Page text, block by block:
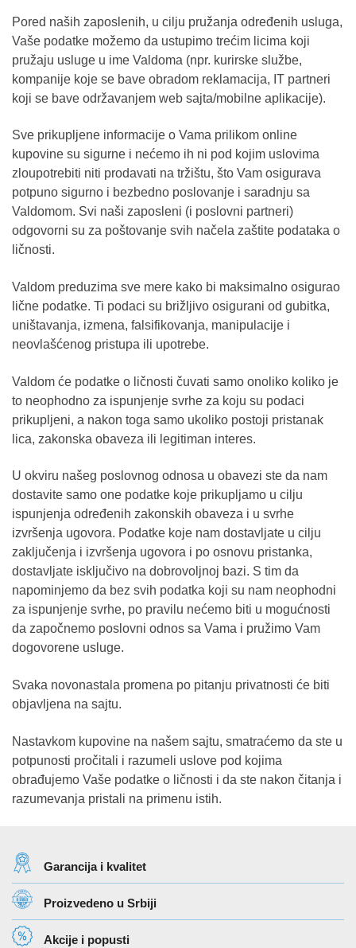
Pored naših zaposlenih, u cilju pružanja određenih usluga,
Vaše podatke možemo da ustupimo trećim licima koji
pružaju usluge u ime Valdoma (npr. kurirske službe,
kompanije koje se bave obradom reklamacija, IT partneri
koji se bave održavanjem web sajta/mobilne aplikacije).
Sve prikupljene informacije o Vama prilikom online
kupovine su sigurne i nećemo ih ni pod kojim uslovima
zloupotrebiti niti prodavati na tržištu, što Vam osigurava
potpuno sigurno i bezbedno poslovanje i saradnju sa
Valdomom. Svi naši zaposleni (i poslovni partneri)
odgovorni su za poštovanje svih načela zaštite podataka o
ličnosti.
Valdom preduzima sve mere kako bi maksimalno osigurao
lične podatke. Ti podaci su brižljivo osigurani od gubitka,
uništavanja, izmena, falsifikovanja, manipulacije i
neovlašćenog pristupa ili upotrebe.
Valdom će podatke o ličnosti čuvati samo onoliko koliko je
to neophodno za ispunjenje svrhe za koju su podaci
prikupljeni, a nakon toga samo ukoliko postoji pristanak
lica, zakonska obaveza ili legitiman interes.
U okviru našeg poslovnog odnosa u obavezi ste da nam
dostavite samo one podatke koje prikupljamo u cilju
ispunjenja određenih zakonskih obaveza i u svrhe
izvršenja ugovora. Podatke koje nam dostavljate u cilju
zaključenja i izvršenja ugovora i po osnovu pristanka,
dostavljate isključivo na dobrovoljnoj bazi. S tim da
napominjemo da bez svih podatka koji su nam neophodni
za ispunjenje svrhe, po pravilu nećemo biti u mogućnosti
da započnemo poslovni odnos sa Vama i pružimo Vam
dogovorene usluge.
Svaka novonastala promena po pitanju privatnosti će biti
objavljena na sajtu.
Nastavkom kupovine na našem sajtu, smatraćemo da ste u
potpunosti pročitali i razumeli uslove pod kojima
obrađujemo Vaše podatke o ličnosti i da ste nakon čitanja i
razumevanja pristali na primenu istih.
Garancija i kvalitet
Proizvedeno u Srbiji
Akcije i popusti